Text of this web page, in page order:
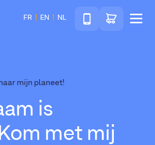
FR EN NL
TéléphoneGa naar de
mijn planeet!
is
met mij